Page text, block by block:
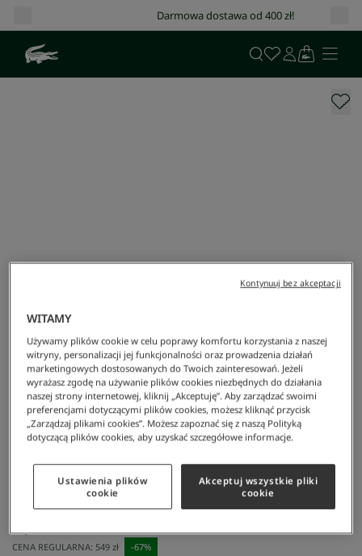
Darmowa dostawa od 400 zł!
Mężczyzna/Obuwie/Sneakersy Lacoste Evara 118 1 Męskie Buty
Lacoste Evara 118 1 Męskie Buty
180 zł
NAJNIŻSZA CENA Z 30 DNI: 180 zł
CENA REGULARNA: 549 zł -67%
WITAMY
Używamy plików cookie w celu poprawy komfortu korzystania z naszej
witryny, personalizacji jej funkcjonalności oraz prowadzenia działań
marketingowych dostosowanych do Twoich zainteresowań. Jeżeli
wyrażasz zgodę na używanie plików cookies niezbędnych do działania
naszej strony internetowej, kliknij „Akceptuję”. Aby zarządzać swoimi
preferencjami dotyczącymi plików cookies, możesz kliknąć przycisk
„Zarządzaj plikami cookies”. Możesz zapoznać się z naszą Polityką
dotyczącą plików cookies, aby uzyskać szczegółowe informacje.
Ustawienia plików
cookie
Akceptuj wszystkie pliki
cookie
Kontynuuj bez akceptacji